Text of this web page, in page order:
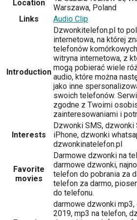
Location
Warszawa, Poland
Links
Audio Clip
Introduction
Dzwonkitelefon.pl to
internetowa, na której
telefonów
witryna internetowa, z
mogą pobierać wiele
audio, które można
jako inne
swoich telefonów.
zgodne z Twoimi
zainteresowaniami i
Interests
Dzwonki SMS, dzwonki
iPhone, dzwonki
dzwonkinatelefon.pl
Favorite
movies
Darmowe dzwonki na
darmowe dzwonki,
telefon do pobrania za
telefon za darmo,
do telefonu.
darmowe dzwonki
2019, mp3 na telefon,